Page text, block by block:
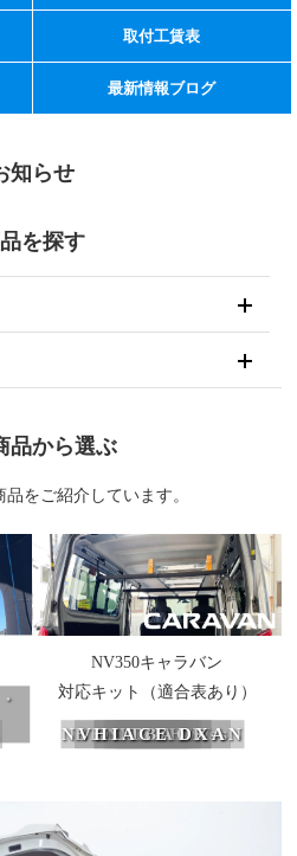
取付工賃表
最新情報ブログ
知らせ
を探す
品から選ぶ
をご紹介しています。
NV350キャラバン
対応キット（適合表あり）
PROBOX
BENZ G Class
HIJET
EVERY
NV350CARAVAN
NV200W
NOAH
OUTBACK
HIACE DX